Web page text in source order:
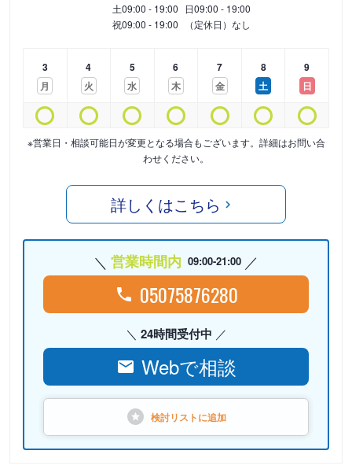
土09:00 - 19:00 日09:00 - 19:00
祝09:00 - 19:00 （定休日）なし
3
月
4
火
5
水
6
木
7
金
8
土
9
日
※営業日・相談可能日が変更となる場合もございます。詳細はお問い合
わせください。
詳しくはこちら
営業時間内 09:00-21:00
05075876280
24時間受付中
Webで相談
検討リストに追加